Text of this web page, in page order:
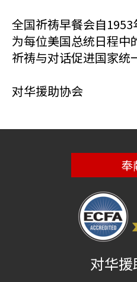
全国祈祷早餐会自
为每位美国总统日程中
祈祷与对话促进国家统
对华援助协会
奉
对华